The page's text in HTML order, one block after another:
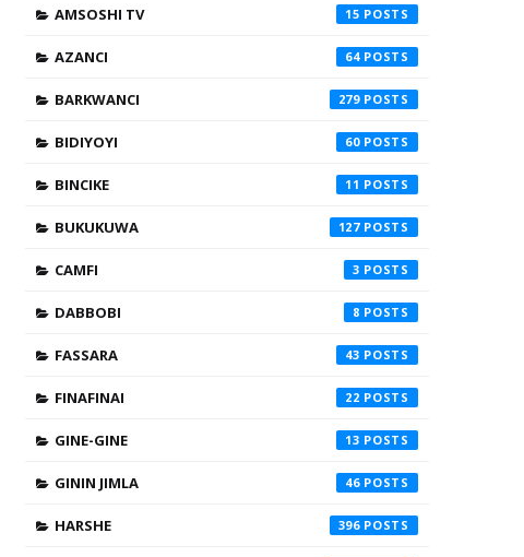
AMSOSHI TV 15
AZANCI 64
BARKWANCI 279
BIDIYOYI 60
BINCIKE 11
BUKUKUWA 127
CAMFI 3
DABBOBI 8
FASSARA 43
FINAFINAI 22
GINE-GINE 13
GININ JIMLA 46
HARSHE 396